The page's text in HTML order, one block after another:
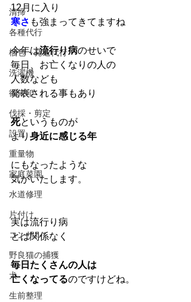
清掃
各種代行
梱包・発送代行
洗濯機
御朱印
伐採・剪定
設置
重量物
家庭菜園
水道修理
片付け
コンサル
野良猫の捕獲
犬
生前整理
12月に入り
寒さ も強まってきてますね
今年は流行り病のせいで
毎日、お亡くなりの人の
人数なども
発表される事もあり
死というものが
より 身近に感じる年
にもなったような
気がいたします。
実は流行り病
とは関係なく
毎日たくさんの人は
亡くなってるのですけどね。